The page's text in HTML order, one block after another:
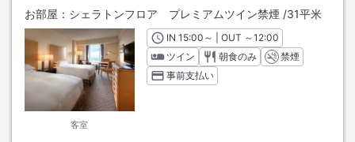
お部屋： シェラトンフロア プレミアムツイン禁煙 /31平米
客室
INチェックイン
15:00 ～ | OUT チェックアウト
～12:00
ツイン
朝食のみ
禁煙
事前支払い